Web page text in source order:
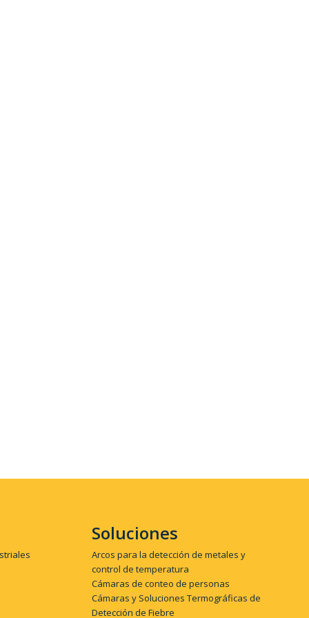
Soluciones
Arcos para la detección de metales y
control de temperatura
Cámaras de conteo de personas
Cámaras y Soluciones Termográficas de
Detección de Fiebre